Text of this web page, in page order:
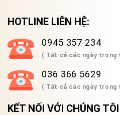
HOTLINE LIÊN HỆ:
0945 357 234
( Tất cả các ngày trong
036 366 5629
( Tất cả các ngày trong
KẾT NỐI VỚI CHÚNG TÔI